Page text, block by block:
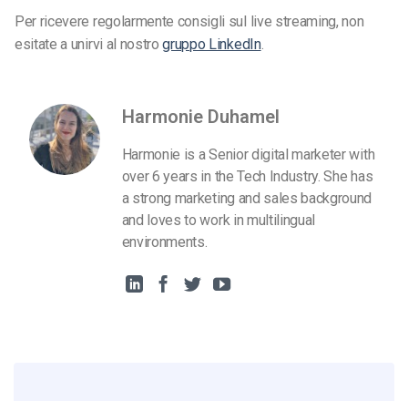
Per ricevere regolarmente consigli sul live streaming, non
esitate a unirvi al nostrogruppo LinkedIn.
Harmonie Duhamel
Harmonie is a Senior digital marketer with
over 6 years in the Tech Industry. She has
a strong marketing and sales background
and loves to work in multilingual
environments.